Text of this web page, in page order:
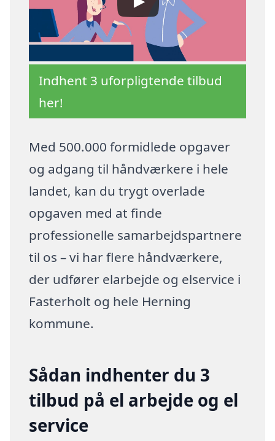
Indhent 3 uforpligtende tilbud
her!
Med 500.000 formidlede opgaver
og adgang til håndværkere i hele
landet, kan du trygt overlade
opgaven med at finde
professionelle samarbejdspartnere
til os – vi har flere håndværkere,
der udfører elarbejde og elservice i
Fasterholt og hele Herning
kommune.
Sådan indhenter du 3
tilbud på el arbejde og el
service